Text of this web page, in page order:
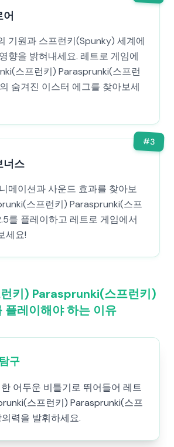
어
기원과 스프런키(Spunky) 세계에
향을 밝혀내세요. 레트로 게임에
스프런키) Parasprunki(스프런
숨겨진 이스터 에그를 찾아보세
#3
너스
메이션과 사운드 효과를 찾아보
스프런키) Parasprunki(스프
를 플레이하고 레트로 게임에서
세요!
키) Parasprunki(스프런키)
플레이해야 하는 이유
구
어두운 비틀기로 뛰어들어 레트
스프런키) Parasprunki(스프
력을 발휘하세요.